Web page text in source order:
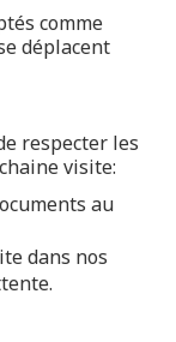
comme
déplacent
respecter les
visite:
au
dans nos